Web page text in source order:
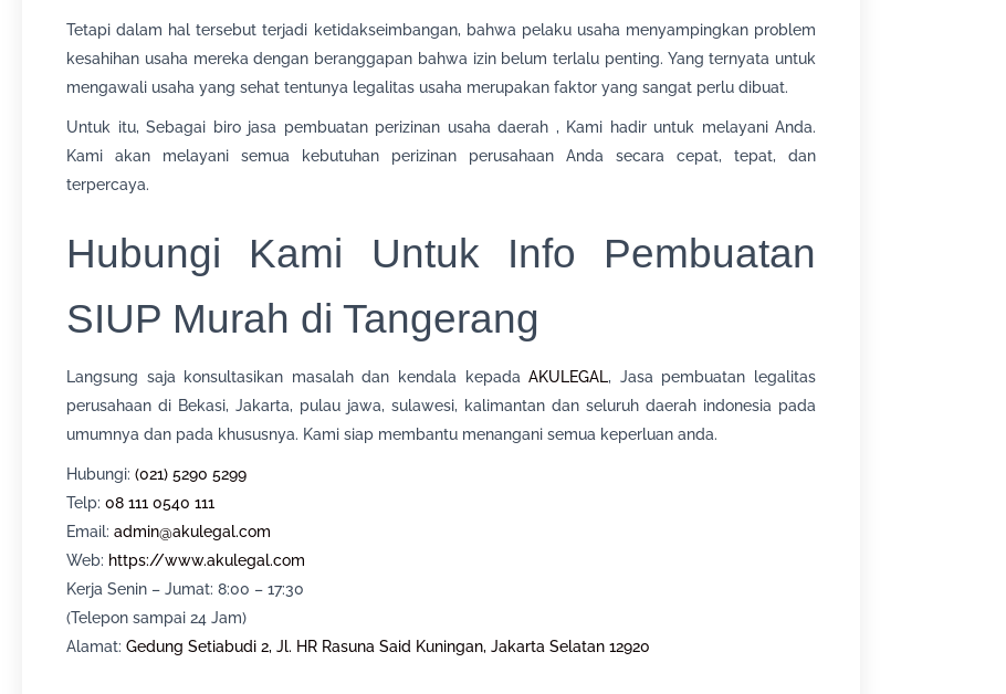
Tetapi dalam hal tersebut terjadi ketidakseimbangan, bahwa pelaku usaha menyampingkan problem
kesahihan usaha mereka dengan beranggapan bahwa izin belum terlalu penting. Yang ternyata untuk
mengawali usaha yang sehat tentunya legalitas usaha merupakan faktor yang sangat perlu dibuat.
Untuk itu, Sebagai biro jasa pembuatan perizinan usaha daerah , Kami hadir untuk melayani Anda.
Kami akan melayani semua kebutuhan perizinan perusahaan Anda secara cepat, tepat, dan
terpercaya.
Hubungi Kami Untuk Info Pembuatan
SIUP Murah di Tangerang
Langsung saja konsultasikan masalah dan kendala kepadaAKULEGAL, Jasa pembuatan legalitas
perusahaan di Bekasi, Jakarta, pulau jawa, sulawesi, kalimantan dan seluruh daerah indonesia pada
umumnya dan pada khususnya. Kami siap membantu menangani semua keperluan anda.
Hubungi: (021) 5290 5299
Telp: 08 111 0540 111
Email: admin@akulegal.com
Web: https://www.akulegal.com
Kerja Senin – Jumat: 8:00 – 17:30
(Telepon sampai 24 Jam)
Alamat: Gedung Setiabudi 2, Jl. HR Rasuna Said Kuningan, Jakarta Selatan 12920